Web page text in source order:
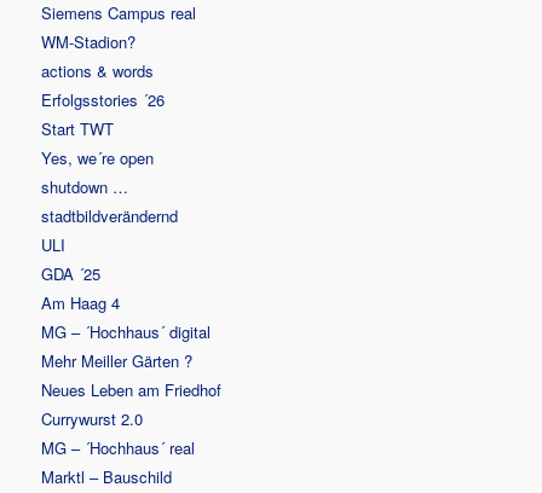
Siemens Campus real
WM-Stadion?
actions & words
Erfolgsstories ´26
Start TWT
Yes, we´re open
shutdown …
stadtbildverändernd
ULI
GDA ´25
Am Haag 4
MG – ´Hochhaus´ digital
Mehr Meiller Gärten ?
Neues Leben am Friedhof
Currywurst 2.0
MG – ´Hochhaus´ real
Marktl – Bauschild